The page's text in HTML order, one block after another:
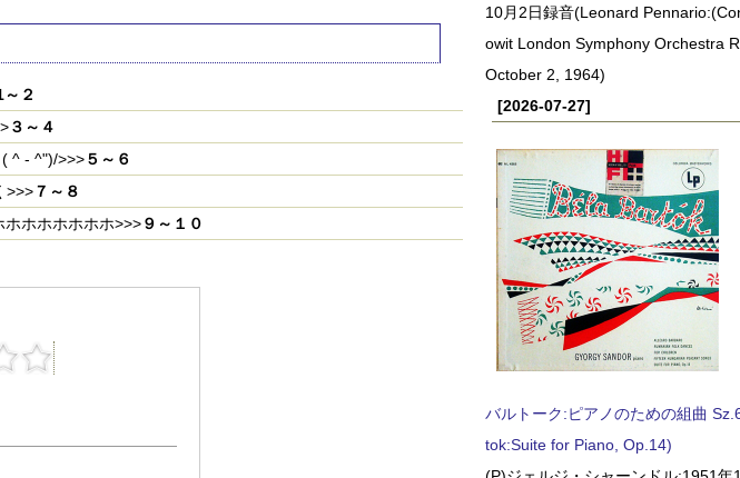
～２
３～４
( ^ - ^")/>>>５～６
>>>７～８
ホホホホホホ>>>９～１０
10月2日録音(Leonard
owit London Symphony Orchestra
October 2, 1964)
[2026-07-27]
バルトーク:ピアノのための組曲
tok:Suite for Piano, Op.14)